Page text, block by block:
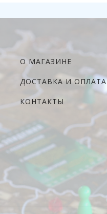
О МАГАЗИНЕ
ДОСТАВКА И ОПЛАТА
КОНТАКТЫ